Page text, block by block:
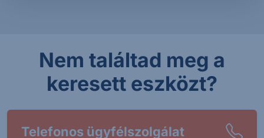
Nem találtad meg a
keresett eszközt?
Telefonos ügyfélszolgálat